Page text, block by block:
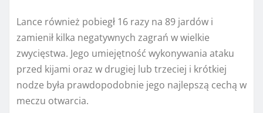
Lance również pobiegł 16 razy na 89 jardów i
zamienił kilka negatywnych zagrań w wielkie
zwycięstwa. Jego umiejętność wykonywania ataku
przed kijami oraz w drugiej lub trzeciej i krótkiej
nodze była prawdopodobnie jego najlepszą cechą w
meczu otwarcia.